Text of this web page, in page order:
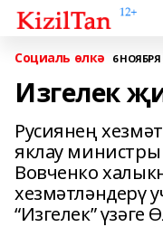
Социаль өлкә 6 НОЯБРЯ
Изгелек
Русиянең
яклау
Вовченко
хезмәтләндерү
“Изгелек”